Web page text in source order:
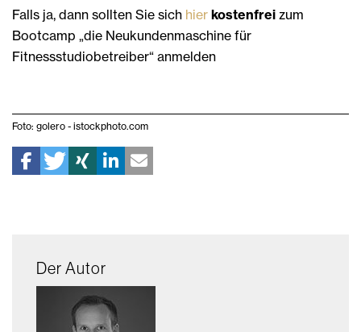
Falls ja, dann sollten Sie sich hier kostenfrei zum
Bootcamp „die Neukundenmaschine für
Fitnessstudiobetreiber“ anmelden
Foto: golero - istockphoto.com
Der Autor